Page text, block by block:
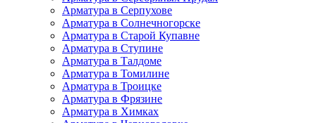
Арматура в Серпухове
Арматура в Солнечногорске
Арматура в Старой Купавне
Арматура в Ступине
Арматура в Талдоме
Арматура в Томилине
Арматура в Троицке
Арматура в Фрязине
Арматура в Химках